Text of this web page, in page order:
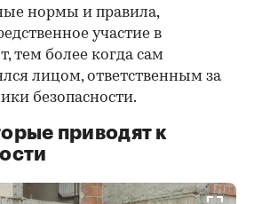
нормы и правила,
участие в
тем более когда сам
лицом, ответственным за
безопасности.
приводят к